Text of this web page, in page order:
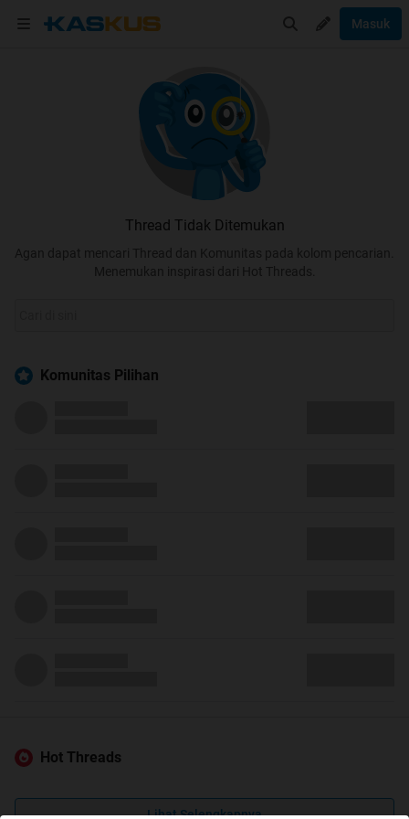
Masuk
Thread Tidak Ditemukan
Agan dapat mencari Thread dan Komunitas pada kolom pencarian.
Menemukan inspirasi dari Hot Threads.
Komunitas Pilihan
Hot Threads
Lihat Selengkapnya